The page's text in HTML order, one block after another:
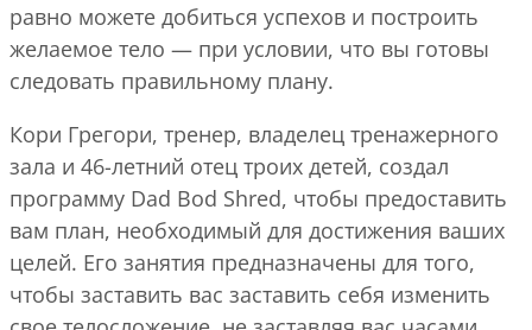
равно можете добиться успехов и построить
желаемое тело — при условии, что вы готовы
следовать правильному плану.
Кори Грегори, тренер, владелец тренажерного
зала и 46-летний отец троих детей, создал
программу Dad Bod Shred, чтобы предоставить
вам план, необходимый для достижения ваших
целей. Его занятия предназначены для того,
чтобы заставить вас заставить себя изменить